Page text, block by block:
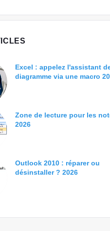
Excel : appelez l'assistant
diagramme via une macro
Zone de lecture pour les
2026
Outlook 2010 : réparer ou
désinstaller ? 2026